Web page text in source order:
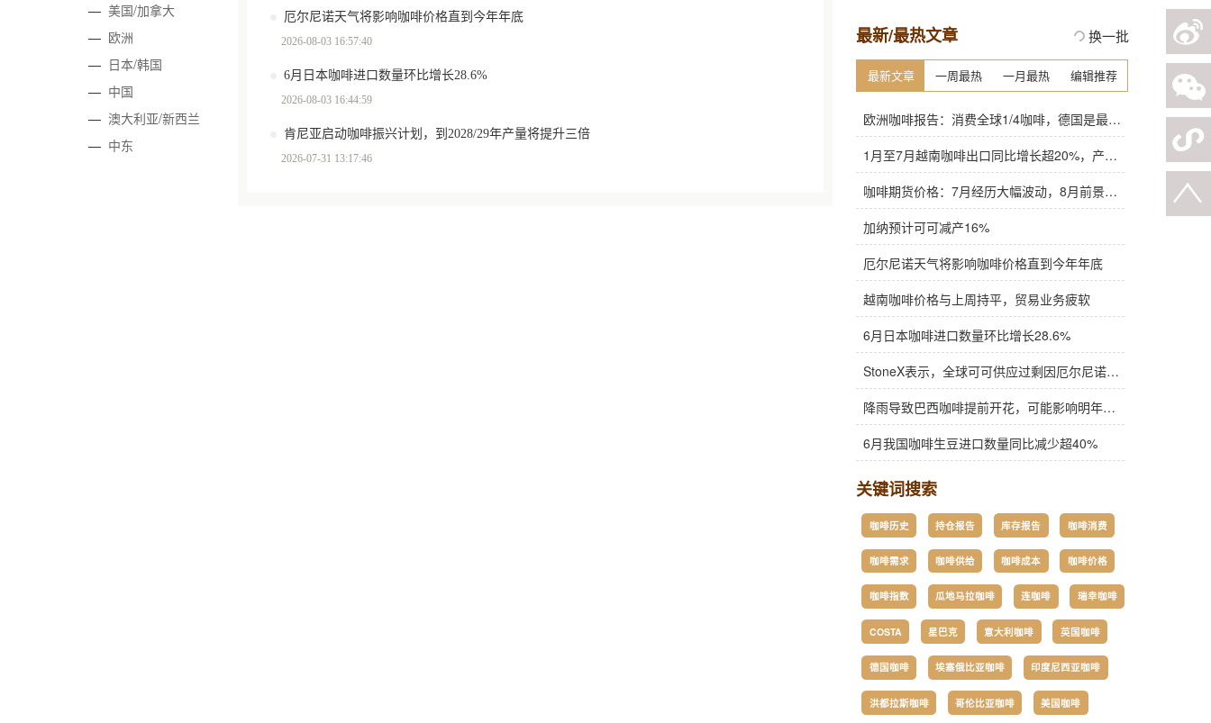
—美国/加拿大
— 欧洲
— 日本/韩国
— 中国
— 澳大利亚/新西兰
— 中东
厄尔尼诺天气将影响咖啡价格直到今年年底
2026-08-03 16:57:40
6月日本咖啡进口数量环比增长28.6%
2026-08-03 16:44:59
肯尼亚启动咖啡振兴计划，到2028/29年产量将提升三倍
2026-07-31 13:17:46
最新/最热文章 换一批
最新文章 一周最热 一月最热 编辑推荐
欧洲咖啡报告：消费全球1/4咖啡，德国是最大进口国，意大利在烘焙咖啡生产中领先
1月至7月越南咖啡出口同比增长超20%，产量也将是过去四年来最高
咖啡期货价格：7月经历大幅波动，8月前景依旧不明朗
加纳预计可可减产16%
厄尔尼诺天气将影响咖啡价格直到今年年底
越南咖啡价格与上周持平，贸易业务疲软
6月日本咖啡进口数量环比增长28.6%
StoneX表示，全球可可供应过剩因厄尔尼诺而萎缩
降雨导致巴西咖啡提前开花，可能影响明年产量，造成近期价格波动极不稳定
6月我国咖啡生豆进口数量同比减少超40%
关键词搜索
咖啡历史 持仓报告 库存报告 咖啡消费
咖啡需求 咖啡供给 咖啡成本 咖啡价格
咖啡指数 瓜地马拉咖啡 连咖啡 瑞幸咖啡
COSTA 星巴克 意大利咖啡 英国咖啡
德国咖啡 埃塞俄比亚咖啡 印度尼西亚咖啡
洪都拉斯咖啡 哥伦比亚咖啡 美国咖啡